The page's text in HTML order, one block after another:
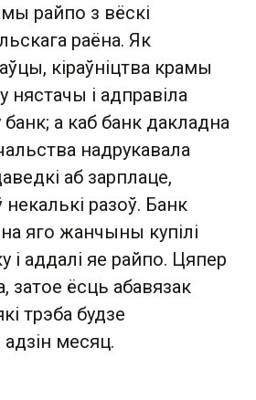
райпо з вёскі
раёна. Як
кіраўніцтва крамы
нястачы і адправіла
а каб банк дакладна
надрукавала
аб зарплаце,
разоў. Банк
яго жанчыны купілі
і аддалі яе райпо. Цяпер
затое ёсць абавязак
трэба будзе
месяц.